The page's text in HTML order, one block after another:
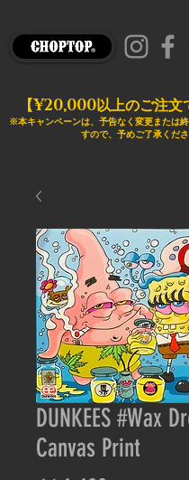
【¥20,000以上のご注文
※本キャンペーンは、予告なく変更または
すので、予めご了承くださ
DUNKEES #Wax
Canvas Print